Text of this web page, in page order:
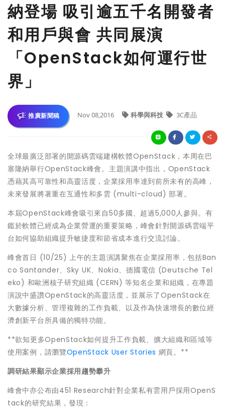
納登場 吸引逾五千名開發者
和用戶與會 共同展演
「OpenStack如何運行世
界」
推廣新聞稿 Nov 08,2016 科學與科技 3C產品
全球最廣泛部署的開源碼雲端建構軟體OpenStack，本周在巴
塞隆納舉行OpenStack峰會。主題演講中指出，OpenStack
憑藉其高可靠性和高靈活度，企業採用率達到前所未有的高峰，
未來發展將著重在互通性和多雲 (multi-cloud) 部署。
本屆OpenStack峰會吸引來自50多國、超過5,000人參與。有
鑑於軟體已經成為企業營運的重要策略，峰會針對開源碼雲端平
台如何協助組織提升敏捷度和節省成本進行交流討論。
峰會首日 (10/25) 上午的主題演講聚焦在企業採用率，包括Ban
co Santander、Sky UK、Nokia、德國電信 (Deutsche Tel
eko) 和歐洲核子研究組織 (CERN) 等知名企業和組織，在專題
演說中盛讚OpenStack的高靈活度，並展示了OpenStack在
大數據分析、管理複雜的工作負載、以及作為快速增長的數位經
濟創新平台所具備的獨特功能。
**欲知更多OpenStack如何提升工作負載、擴大組織和區域等
使用案例，請瀏覽OpenStack User Stories 網頁。**
調研結果顯示企業採用趨勢攀升
峰會中亦公布由451 Research針對企業私有雲用戶採用OpenS
tack的研究結果，發現：